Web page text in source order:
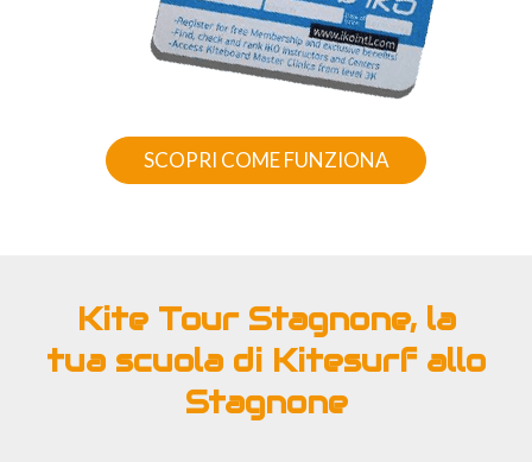
SCOPRI COME FUNZIONA
Kite Tour Stagnone, la
tua scuola di Kitesurf allo
Stagnone